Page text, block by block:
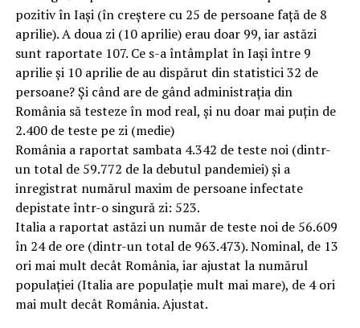
pozitiv în Iași (în creștere cu 25 de persoane față de 8
aprilie). A doua zi (10 aprilie) erau doar 99, iar astăzi
sunt raportate 107. Ce s-a întâmplat în Iași între 9
aprilie și 10 aprilie de au dispărut din statistici 32 de
persoane? Și când are de gând administrația din
România să testeze în mod real, și nu doar mai puțin de
2.400 de teste pe zi (medie)
România a raportat sambata 4.342 de teste noi (dintr-
un total de 59.772 de la debutul pandemiei) și a
inregistrat numărul maxim de persoane infectate
depistate într-o singură zi: 523.
Italia a raportat astăzi un număr de teste noi de 56.609
în 24 de ore (dintr-un total de 963.473). Nominal, de 13
ori mai mult decât România, iar ajustat la numărul
populației (Italia are populație mult mai mare), de 4 ori
mai mult decât România. Ajustat.